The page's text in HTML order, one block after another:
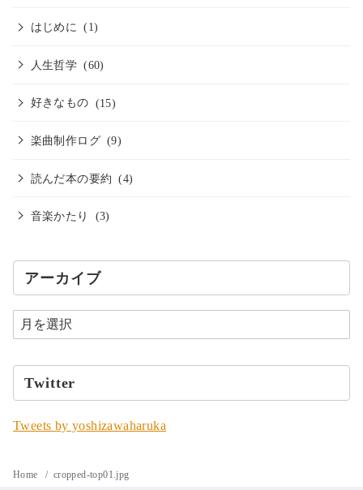
はじめに (1)
人生哲学 (60)
好きなもの (15)
楽曲制作ログ (9)
読んだ本の要約 (4)
音楽かたり (3)
アーカイブ
Twitter
Tweets by yoshizawaharuka
Home cropped-top01.jpg